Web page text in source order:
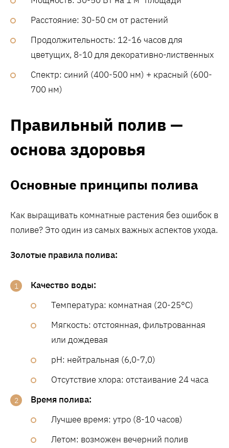
Расстояние: 30-50 см от растений
Продолжительность: 12-16 часов для
цветущих, 8-10 для декоративно-лиственных
Спектр: синий (400-500 нм) + красный (600-
700 нм)
Правильный полив —
основа здоровья
Основные принципы полива
Как выращивать комнатные растения без ошибок в
поливе? Это один из самых важных аспектов ухода.
Золотые правила полива:
Качество воды:
Температура: комнатная (20-25°C)
Мягкость: отстоянная, фильтрованная
или дождевая
pH: нейтральная (6,0-7,0)
Отсутствие хлора: отстаивание 24 часа
Время полива:
Лучшее время: утро (8-10 часов)
Летом: возможен вечерний полив